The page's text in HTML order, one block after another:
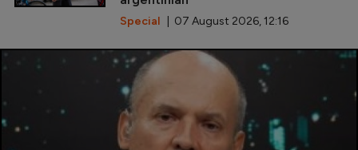
Special | 07 August 2026, 12:16